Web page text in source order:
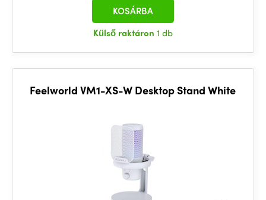
Külső raktáron 1 db
KOSÁRBA
Feelworld VM1-XS-W Desktop Stand White